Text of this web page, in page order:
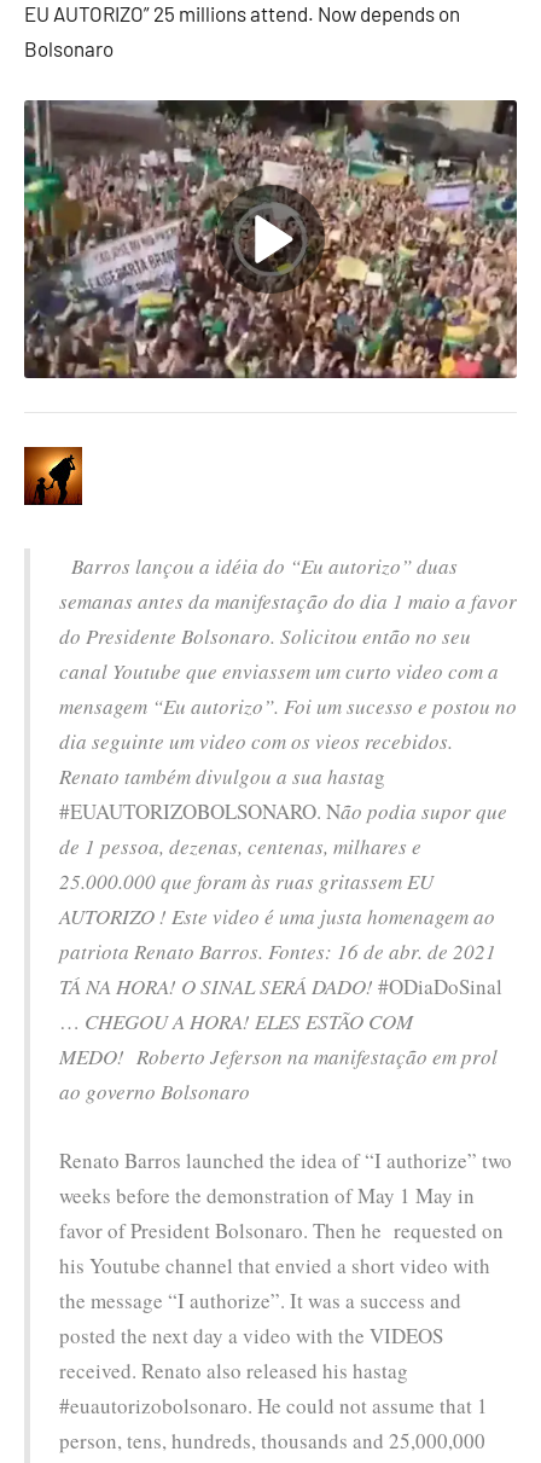
EU AUTORIZO” 25 millions attend. Now depends on
Bolsonaro
Barros lançou a idéia do “Eu autorizo” duas
semanas antes da manifestação do dia 1 maio a favor
do Presidente Bolsonaro. Solicitou então no seu
canal Youtube que enviassem um curto video com a
mensagem “Eu autorizo”. Foi um sucesso e postou no
dia seguinte um video com os vieos recebidos.
Renato também divulgou a sua hastag
#EUAUTORIZOBOLSONARO. Não podia supor que
de 1 pessoa, dezenas, centenas, milhares e
25.000.000 que foram às ruas gritassem EU
AUTORIZO ! Este video é uma justa homenagem ao
patriota Renato Barros. Fontes: 16 de abr. de 2021
TÁ NA HORA! O SINAL SERÁ DADO! #ODiaDoSinal
… CHEGOU A HORA! ELES ESTÃO COM
MEDO! Roberto Jeferson na manifestação em prol
ao governo Bolsonaro
Renato Barros launched the idea of “I authorize” two
weeks before the demonstration of May 1 May in
favor of President Bolsonaro. Then he requested on
his Youtube channel that envied a short video with
the message “I authorize”. It was a success and
posted the next day a video with the VIDEOS
received. Renato also released his hastag
#euautorizobolsonaro. He could not assume that 1
person, tens, hundreds, thousands and 25,000,000